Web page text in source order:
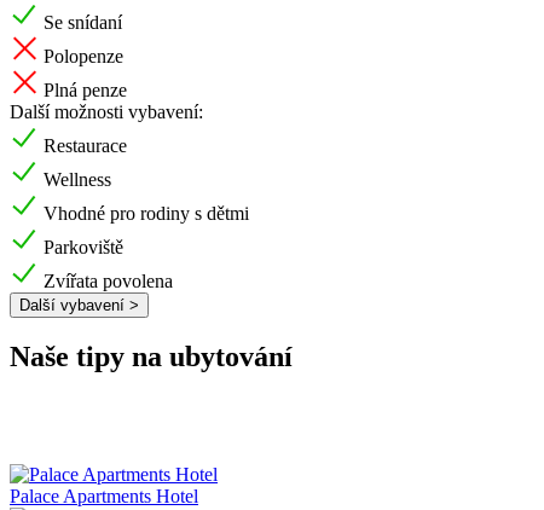
Se snídaní
Polopenze
Plná penze
Další možnosti vybavení:
Restaurace
Wellness
Vhodné pro rodiny s dětmi
Parkoviště
Zvířata povolena
Další vybavení >
Naše tipy na ubytování
Palace Apartments Hotel